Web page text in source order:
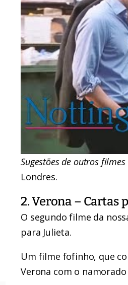
Sugestões de outros
Londres.
2. Verona – Cartas
O segundo filme da
para Julieta.
Um filme fofinho, que
Verona com o